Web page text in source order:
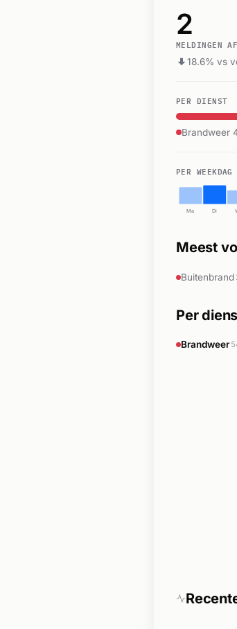
2
MELDINGEN
18.6% vs
PER DIENST
Brandweer
PER WEEKDAG
Ma Di
Meest
Buitenbrand
Per
Brandweer